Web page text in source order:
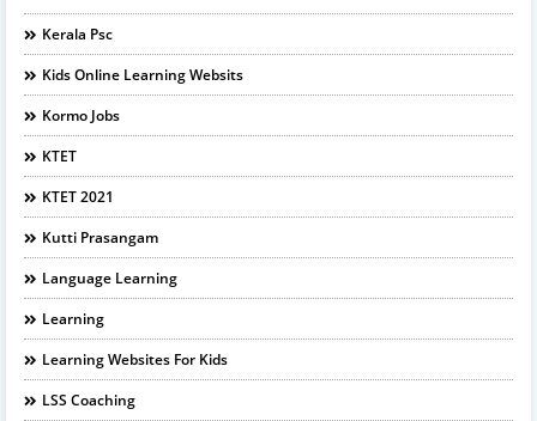
Kerala Psc
Kids Online Learning Websits
Kormo Jobs
KTET
KTET 2021
Kutti Prasangam
Language Learning
Learning
Learning Websites For Kids
LSS Coaching